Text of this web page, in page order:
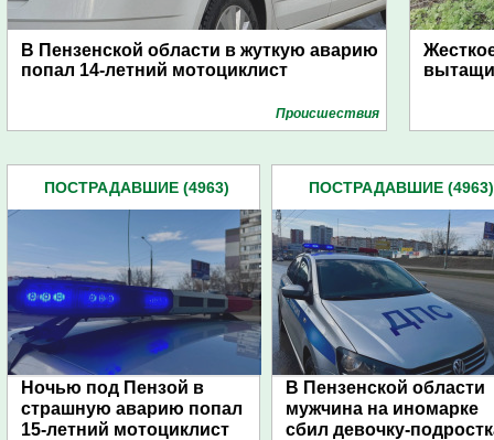
В Пензенской области в жуткую аварию
попал 14-летний мотоциклист
Проиcшествия
ПОСТРАДАВШИЕ (4963)
Ночью под Пензой в
страшную аварию попал
15-летний мотоциклист
ПОСТРАДАВШИЕ (4963)
В Пензенской области
мужчина на иномарке
сбил девочку-